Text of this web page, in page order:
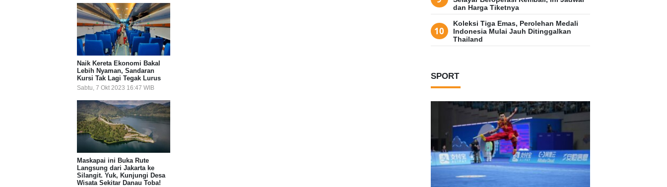
Naik Kereta Ekonomi Bakal
Lebih Nyaman, Sandaran
Kursi Tak Lagi Tegak Lurus
Sabtu, 7 Okt 2023 16:47 WIB
Maskapai ini Buka Rute
Langsung dari Jakarta ke
Silangit. Yuk, Kunjungi Desa
Wisata Sekitar Danau Toba!
dan Harga Tiketnya
Koleksi Tiga Emas, Perolehan Medali
Indonesia Mulai Jauh Ditinggalkan
Thailand
SPORT